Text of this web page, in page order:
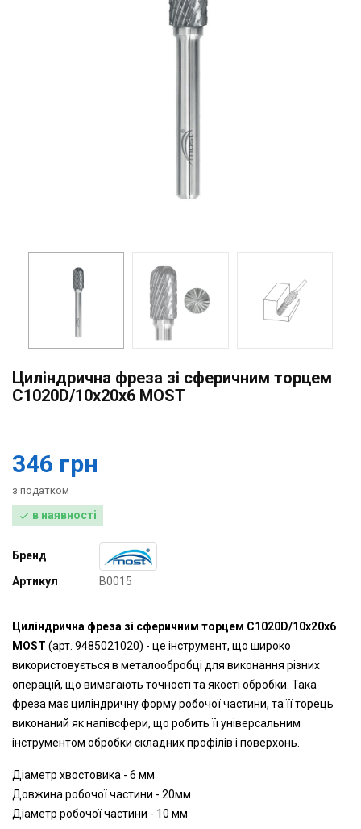
Циліндрична фреза зі сферичним торцем
C1020D/10x20x6 MOST
346 грн
з податком
 в наявності
Бренд
Артикул
B0015
Циліндрична фреза зі сферичним торцем C1020D/10x20x6
MOST (арт. 9485021020) - це інструмент, що широко
використовується в металообробці для виконання різних
операцій, що вимагають точності та якості обробки. Така
фреза має циліндричну форму робочої частини, та її торець
виконаний як напівсфери, що робить її універсальним
інструментом обробки складних профілів і поверхонь.
Діаметр хвостовика - 6 мм
Довжина робочої частини - 20мм
Діаметр робочої частини - 10 мм